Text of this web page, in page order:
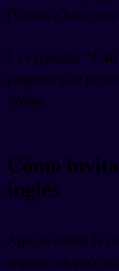
(Vamos a hacer
La expresión "Can
pregunta si la
invitar.
Cómo
inglés
Aquí es donde la
requiere un poco